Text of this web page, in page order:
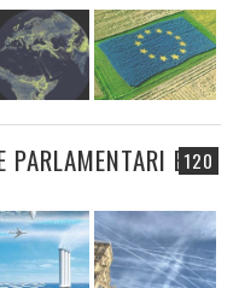
120
E